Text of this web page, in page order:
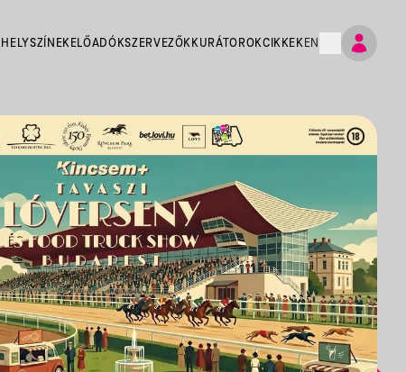
HELYSZÍNEK ELŐADÓKSZERVEZŐK KURÁTOROKCIKKEK EN